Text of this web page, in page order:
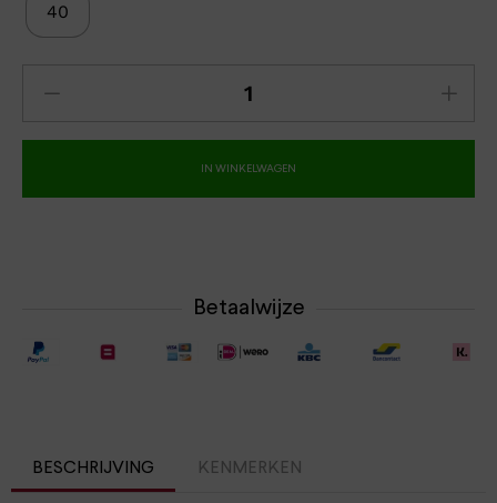
40
IN WINKELWAGEN
Betaalwijze
BESCHRIJVING KENMERKEN